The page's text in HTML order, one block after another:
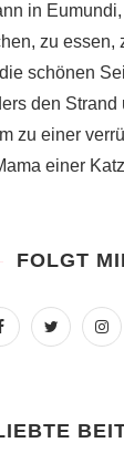
in
zu essen,
schönen
den Strand
zu einer
einer
FOLGT